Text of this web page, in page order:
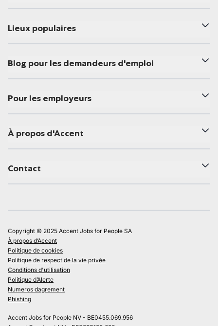
Lieux populaires
Blog pour les demandeurs d'emploi
Pour les employeurs
À propos d'Accent
Contact
Copyright © 2025 Accent Jobs for People SA
À propos d’Accent
Politique de cookies
Politique de respect de la vie privée
Conditions d'utilisation
Politique d’Alerte
Numeros dagrement
Phishing
Accent Jobs for People NV - BE0455.069.956